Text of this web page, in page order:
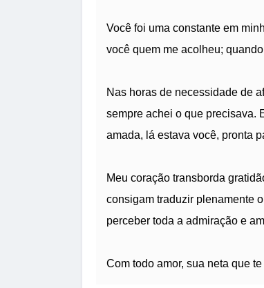
Você foi uma constante em
você quem me acolheu;
Nas horas de necessidade de
sempre achei o que precisava.
amada, lá estava você, pronta
Meu coração transborda
consigam traduzir plenamente
perceber toda a admiração e
Com todo amor, sua neta que